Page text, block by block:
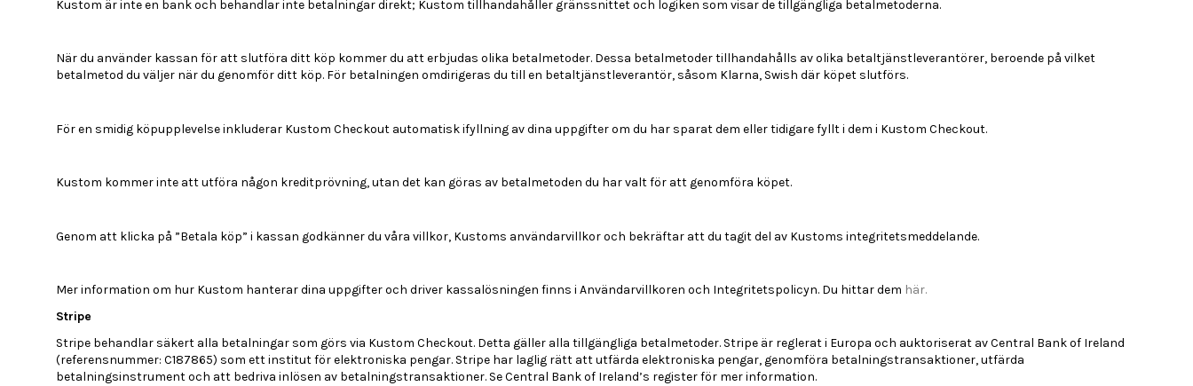
Kustom är inte en bank och behandlar inte betalningar direkt; Kustom tillhandahåller gränssnittet och logiken som visar de tillgängliga betalmetoderna.
När du använder kassan för att slutföra ditt köp kommer du att erbjudas olika betalmetoder. Dessa betalmetoder tillhandahålls av olika betaltjänstleverantörer, beroende på vilket
betalmetod du väljer när du genomför ditt köp. För betalningen omdirigeras du till en betaltjänstleverantör, såsom Klarna, Swish där köpet slutförs.
För en smidig köpupplevelse inkluderar Kustom Checkout automatisk ifyllning av dina uppgifter om du har sparat dem eller tidigare fyllt i dem i Kustom Checkout.
Kustom kommer inte att utföra någon kreditprövning, utan det kan göras av betalmetoden du har valt för att genomföra köpet.
Genom att klicka på ”Betala köp” i kassan godkänner du våra villkor, Kustoms användarvillkor och bekräftar att du tagit del av Kustoms integritetsmeddelande.
Mer information om hur Kustom hanterar dina uppgifter och driver kassalösningen finns i Användarvillkoren och Integritetspolicyn. Du hittar dem här.
Stripe
Stripe behandlar säkert alla betalningar som görs via Kustom Checkout. Detta gäller alla tillgängliga betalmetoder. Stripe är reglerat i Europa och auktoriserat av Central Bank of Ireland
(referensnummer: C187865) som ett institut för elektroniska pengar. Stripe har laglig rätt att utfärda elektroniska pengar, genomföra betalningstransaktioner, utfärda
betalningsinstrument och att bedriva inlösen av betalningstransaktioner. Se Central Bank of Ireland’s register för mer information.